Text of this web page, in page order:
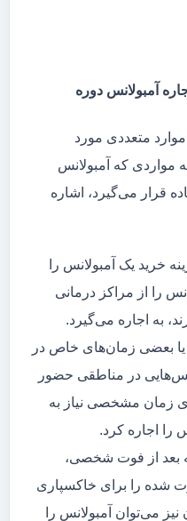
آمبولانس دوره
موارد متعددی مورد
مواردی که آمبولانس
قرار می‌گیرد، اشاره
خرید یک آمبولانس را
را از مراکز درمانی
به اجاره می‌گیرد.
یا بعضی زمان‌های خاص در
در مناطقی حضور
زمان مشخصی نیاز به
را اجاره کرد.
بعد از فوت شخصی،
شده را برای خاکسپاری
می‌توان آمبولانس را